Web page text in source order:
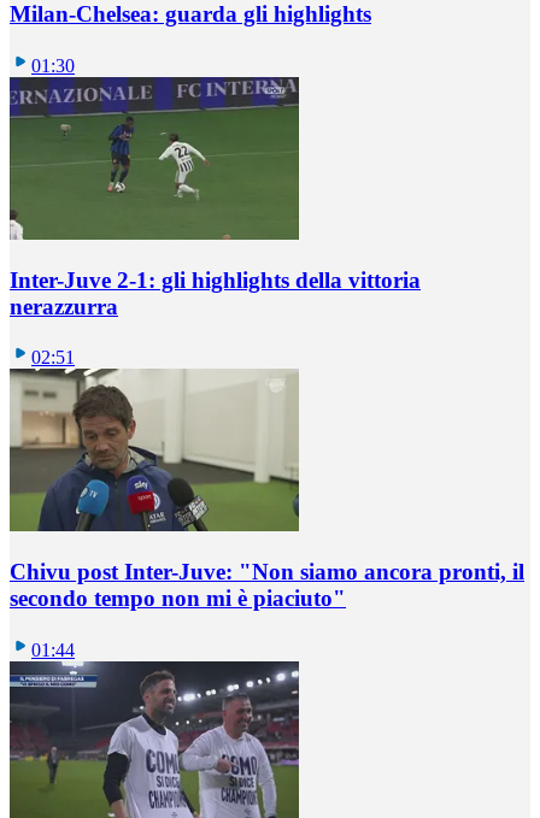
Milan-Chelsea: guarda gli highlights
01:30
Inter-Juve 2-1: gli highlights della vittoria
nerazzurra
02:51
Chivu post Inter-Juve: "Non siamo ancora pronti, il
secondo tempo non mi è piaciuto"
01:44